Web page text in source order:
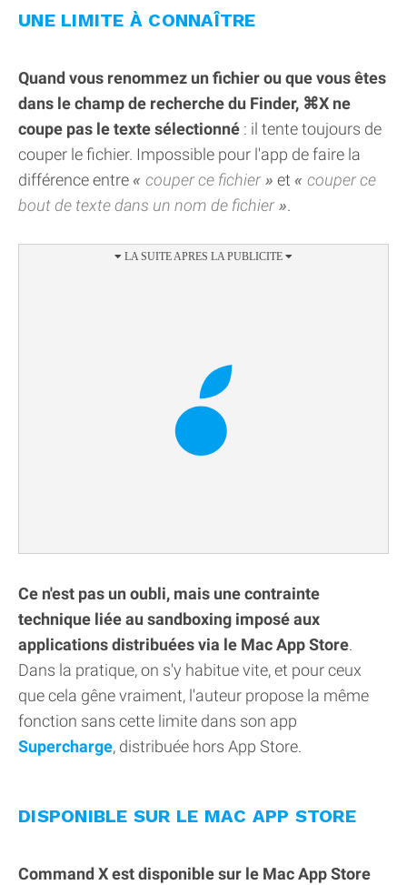
UNE LIMITE À CONNAÎTRE
Quand vous renommez un fichier ou que vous êtes
dans le champ de recherche du Finder, ⌘X ne
coupe pas le texte sélectionné : il tente toujours de
couper le fichier. Impossible pour l'app de faire la
différence entre
couper ce fichier et
couper ce
bout de texte dans un nom de fichier
.
Ce n'est pas un oubli, mais une contrainte
technique liée au sandboxing imposé aux
applications distribuées via le Mac App Store.
Dans la pratique, on s'y habitue vite, et pour ceux
que cela gêne vraiment, l'auteur propose la même
fonction sans cette limite dans son app
Supercharge, distribuée hors App Store.
DISPONIBLE SUR LE MAC APP STORE
Command X est disponible sur le Mac App Store